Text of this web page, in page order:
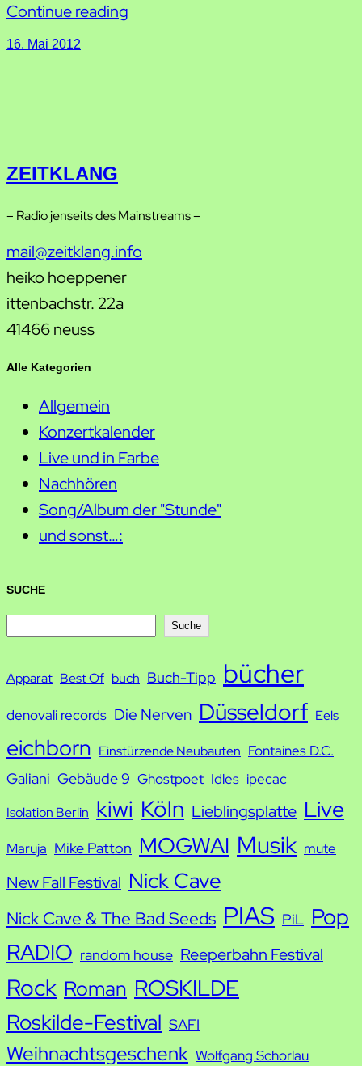
Continue reading
16. Mai 2012
ZEITKLANG
– Radio jenseits des Mainstreams –
mail@zeitklang.info
heiko hoeppener
ittenbachstr. 22a
41466 neuss
Alle Kategorien
Allgemein
Konzertkalender
Live und in Farbe
Nachhören
Song/Album der "Stunde"
und sonst…:
SUCHE
c
Suche
Apparat Best Of buch Buch-Tipp bücher
denovali records Die Nerven Düsseldorf Eels
eichborn Einstürzende Neubauten Fontaines D.C.
Galiani Gebäude 9 Ghostpoet Idles ipecac
Isolation Berlin kiwi Köln Lieblingsplatte Live
Maruja Mike Patton MOGWAI Musik mute
New Fall Festival Nick Cave
Nick Cave & The Bad Seeds PIAS PiL Pop
RADIO random house Reeperbahn Festival
Rock Roman ROSKILDE
Roskilde-Festival SAFI
Weihnachtsgeschenk Wolfgang Schorlau